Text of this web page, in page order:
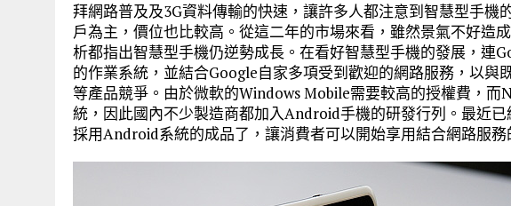
拜網路普及及3G資料傳輸的快速，讓許多人都注意到智慧型手機
戶為主，價位也比較高。從這二年的市場來看，雖然景氣不好造
析都指出智慧型手機仍逆勢成長。在看好智慧型手機的發展，連
的作業系統，並結合Google自家多項受到歡迎的網路服務，以與
等產品競爭。由於微軟的Windows Mobile需要較高的授權費，而
統，因此國內不少製造商都加入Android手機的研發行列。最近
採用Android系統的成品了，讓消費者可以開始享用結合網路服務